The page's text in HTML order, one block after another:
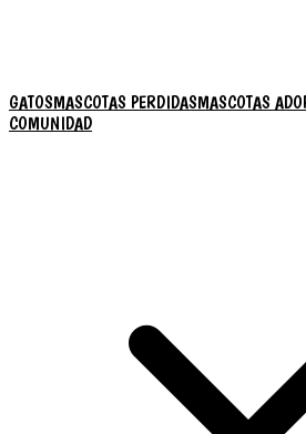
GATOSMASCOTAS PERDIDASMASCOTAS
COMUNIDAD